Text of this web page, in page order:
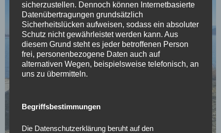
sicherzustellen. Dennoch können Internetbasierte
Datenübertragungen grundsätzlich
Sicherheitslücken aufweisen, sodass ein absoluter
Schutz nicht gewährleistet werden kann. Aus
diesem Grund steht es jeder betroffenen Person
frei, personenbezogene Daten auch auf
alternativen Wegen, beispielsweise telefonisch, an
uns zu übermitteln.
Begriffsbestimmungen
Die Datenschutzerklärung beruht auf den